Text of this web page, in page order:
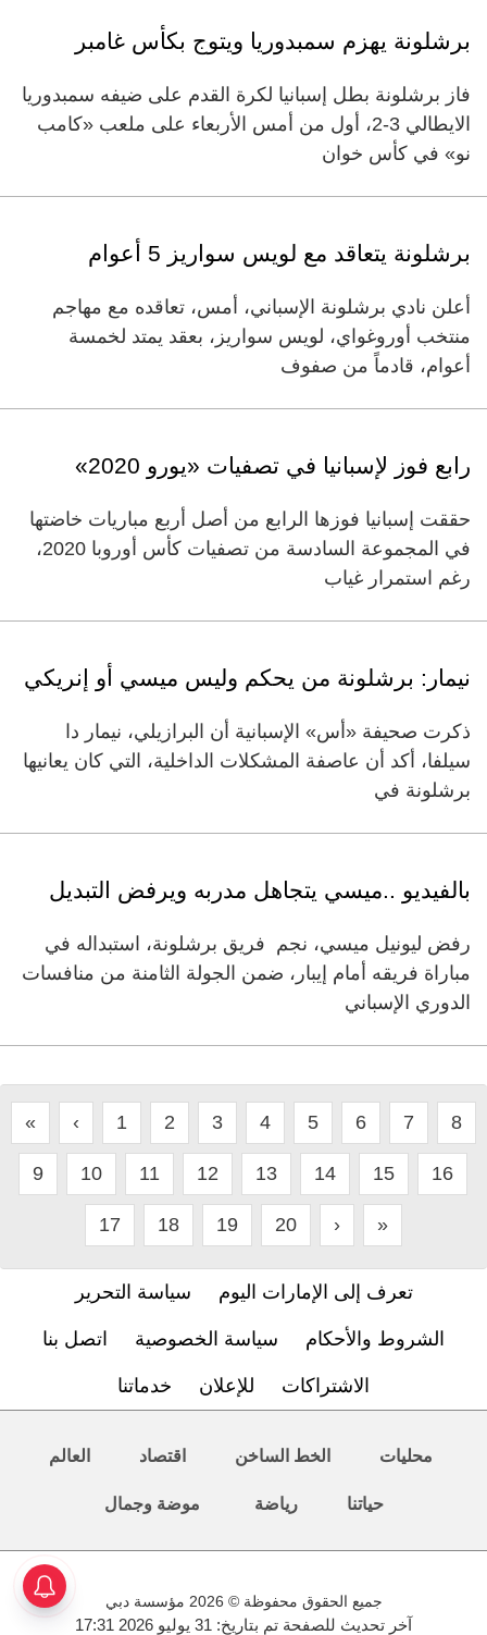
برشلونة يهزم سمبدوريا ويتوج بكأس غامبر
فاز برشلونة بطل إسبانيا لكرة القدم على ضيفه سمبدوريا
الايطالي 3-2، أول من أمس الأربعاء على ملعب «كامب
نو» في كأس خوان
برشلونة يتعاقد مع لويس سواريز 5 أعوام
أعلن نادي برشلونة الإسباني، أمس، تعاقده مع مهاجم
منتخب أوروغواي، لويس سواريز، بعقد يمتد لخمسة
أعوام، قادماً من صفوف
رابع فوز لإسبانيا في تصفيات «يورو 2020»
حققت إسبانيا فوزها الرابع من أصل أربع مباريات خاضتها
في المجموعة السادسة من تصفيات كأس أوروبا 2020،
رغم استمرار غياب
نيمار: برشلونة من يحكم وليس ميسي أو إنريكي
ذكرت صحيفة «أس» الإسبانية أن البرازيلي، نيمار دا
سيلفا، أكد أن عاصفة المشكلات الداخلية، التي كان يعانيها
برشلونة في
بالفيديو ..ميسي يتجاهل مدربه ويرفض التبديل
رفض ليونيل ميسي، نجم فريق برشلونة، استبداله في
مباراة فريقه أمام إيبار، ضمن الجولة الثامنة من منافسات
الدوري الإسباني
« ‹ 1 2 3 4 5 6 7 8
9 10 11 12 13 14 15 16
17 18 19 20 › »
تعرف إلى الإمارات اليوم سياسة التحرير
الشروط والأحكام سياسة الخصوصية اتصل بنا
الاشتراكات للإعلان خدماتنا
محليات الخط الساخن اقتصاد العالم
حياتنا رياضة موضة وجمال
جميع الحقوق محفوظة © 2026 مؤسسة دبي
آخر تحديث للصفحة تم بتاريخ: 31 يوليو 2026 17:31